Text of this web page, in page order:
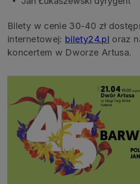
Bilety w cenie 30-40 zł
internetowej: bilety24.pl oraz
koncertem w Dworze Artusa.